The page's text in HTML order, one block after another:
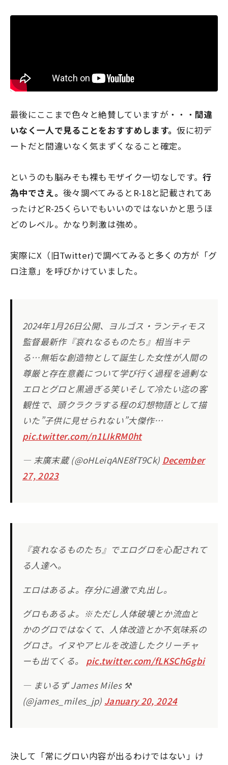
最後にここまで色々と絶賛していますが・・・ 間違
いなく一人で見ることをおすすめします。仮に初デ
ートだと間違いなく気まずくなること確定。
というのも脳みそも裸もモザイク一切なしです。行
為中でさえ。後々調べてみるとR-18と記載されてあ
ったけどR-25くらいでもいいのではないかと思うほ
どのレベル。かなり刺激は強め。
実際にX（旧Twitter)で調べてみると多くの方が「グ
ロ注意」を呼びかけていました。
2024年1月26日公開、ヨルゴス・ランティモス
監督最新作『哀れなるものたち』相当キテ
る…無垢な創造物として誕生した女性が人間の
尊厳と存在意義について学び行く過程を過剰な
エロとグロと黒過ぎる笑いそして冷たい迄の客
観性で、頭クラクラする程の幻想物語として描
いた”子供に見せられない”大傑作…
pic.twitter.com/n1LIkRM0ht
— 末廣末蔵 (@oHLeiqANE8fT9Ck) December
27, 2023
『哀れなるものたち』でエログロを心配されて
る人達へ。
エロはあるよ。存分に過激で丸出し。
グロもあるよ。※ただし人体破壊とか流血と
かのグロではなくて、人体改造とか不気味系の
グロさ。イヌやアヒルを改造したクリーチャ
ーも出てくる。 pic.twitter.com/fLKSChGgbi
— まいるず James Miles ⚒️
(@james_miles_jp) January 20, 2024
決して「常にグロい内容が出るわけではない」け